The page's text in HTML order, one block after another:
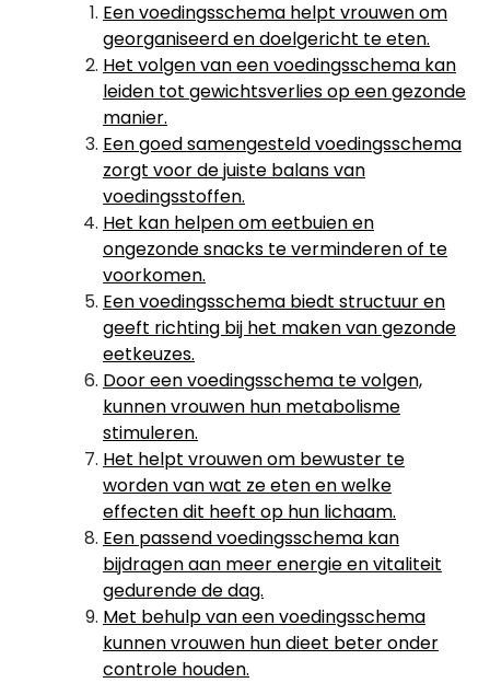
Een voedingsschema helpt vrouwen om
georganiseerd en doelgericht te eten.
Het volgen van een voedingsschema kan
leiden tot gewichtsverlies op een gezonde
manier.
Een goed samengesteld voedingsschema
zorgt voor de juiste balans van
voedingsstoffen.
Het kan helpen om eetbuien en
ongezonde snacks te verminderen of te
voorkomen.
Een voedingsschema biedt structuur en
geeft richting bij het maken van gezonde
eetkeuzes.
Door een voedingsschema te volgen,
kunnen vrouwen hun metabolisme
stimuleren.
Het helpt vrouwen om bewuster te
worden van wat ze eten en welke
effecten dit heeft op hun lichaam.
Een passend voedingsschema kan
bijdragen aan meer energie en vitaliteit
gedurende de dag.
Met behulp van een voedingsschema
kunnen vrouwen hun dieet beter onder
controle houden.